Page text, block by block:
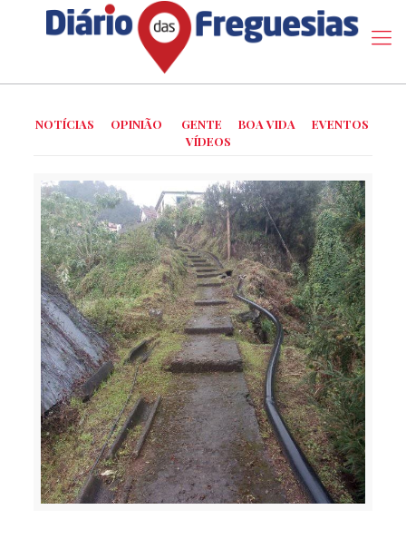
NOTÍCIAS OPINIÃO GENTE BOA VIDA
EVENTOS
VÍDEOS